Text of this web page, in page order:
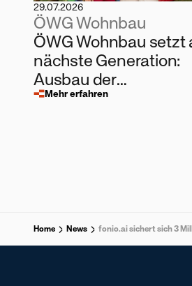
29.07.2026
ÖWG Wohnbau
ÖWG Wohnbau setzt
nächste Generation:
Ausbau der
Kinderbetreuung und
Mehr erfahren
Home News fonio.ai sichert sich 3